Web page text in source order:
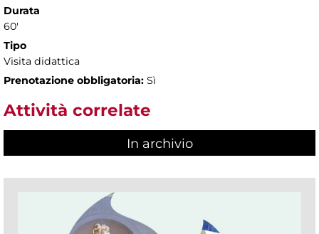
Durata
60'
Tipo
Visita didattica
Prenotazione obbligatoria: Sì
Attività correlate
In archivio